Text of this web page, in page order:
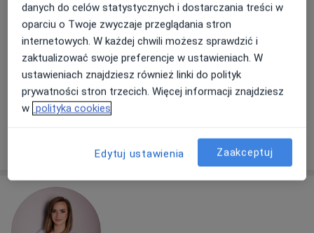
Adres 1 Adres 2 Adres 3
Mariana Smoluchowskiego 3, Gdańsk• Mapa
Centrum Medyczne Remedium
Pakiet USG dwóch dowolnych okolic
420 zł
danych do celów statystycznych i dostarczania treści w
oparciu o Twoje zwyczaje przeglądania stron
internetowych. W każdej chwili możesz sprawdzić i
zaktualizować swoje preferencje w ustawieniach. W
ustawieniach znajdziesz również linki do polityk
prywatności stron trzecich. Więcej informacji znajdziesz
w polityka cookies
Edytuj ustawienia Zaakceptuj